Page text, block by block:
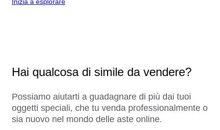
Hai qualcosa di simile da vendere?
Possiamo aiutarti a guadagnare di più dai tuoi
oggetti speciali, che tu venda professionalmente o
sia nuovo nel mondo delle aste online.